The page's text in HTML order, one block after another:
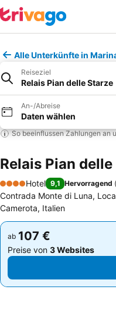
Alle Unterkünfte in
Reiseziel
Relais Pian delle Starze
An-/Abreise
Daten wählen
So beeinflussen Zahlungen an
Relais Pian
4 Sterne
Hotel 9,1 Hervorragend (
Contrada Monte di Luna,
Camerota, Italien
ab 107 €
Preise von 3 Websites
ab 107 €
Preise von 3 Websites